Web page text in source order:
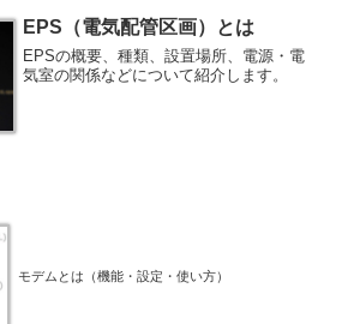
EPS（電気配管区画）とは
EPSの概要、種類、設置場所、電源・電
気室の関係などについて紹介します。
モデムとは（機能・設定・使い方）